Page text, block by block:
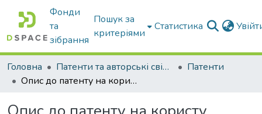
Фонди
та
зібрання
Пошук за
критеріями
Статистика
Головна Патенти та авторські свідоцтва
Патенти
Опис до патенту на користу модель № 84990 "Захисний пристрій для карданного вала"